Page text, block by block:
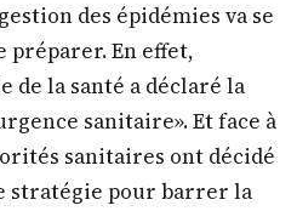
des épidémies va se
En effet,
de la santé a déclaré la
sanitaire». Et face à
sanitaires ont décidé
stratégie pour barrer la